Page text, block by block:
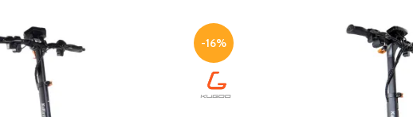
-16%